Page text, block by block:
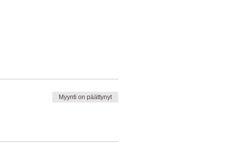
Myynti on päättynyt